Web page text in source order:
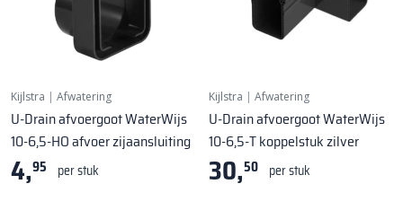
Kijlstra | Afwatering
U-Drain afvoergoot WaterWijs
10-6,5-HO afvoer zijaansluiting
4,95 per stuk
Kijlstra | Afwatering
U-Drain afvoergoot WaterWijs
10-6,5-T koppelstuk zilver
30,50 per stuk